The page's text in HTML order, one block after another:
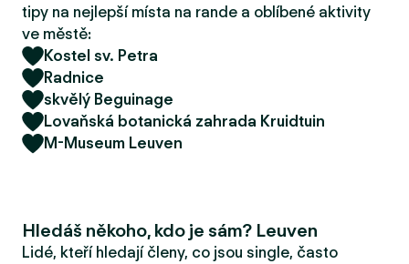
tipy na nejlepší místa na rande a oblíbené aktivity
ve městě:
Kostel sv. Petra
Radnice
skvělý Beguinage
Lovaňská botanická zahrada Kruidtuin
M-Museum Leuven
Hledáš někoho, kdo je sám? Leuven
Lidé, kteří hledají členy, co jsou single, často